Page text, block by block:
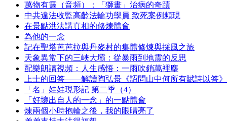
萬物有靈（音頻）：「獅畫」治病的奇蹟
中共違法收監高齡法輪功學員 致死案例頻現
在景點洪法講真相的修煉體會
為他的一念
記在聖塔芭芭拉與丹麥村的集體修煉與採風之旅
天象異常下的三峽大壩：從暴雨到地震的反思
配樂朗讀視頻：人生感悟：一雨吹銷萬裡塵
上士的回答——解讀陶弘景《詔問山中何所有賦詩以答》
「名」娃娃現形記 第二季（4）
「好壞出自人的一念」的一點體會
煉兩個小時抱輪之後，我的眼睛亮了